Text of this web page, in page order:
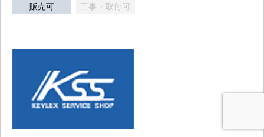
販売可 工事・取付可